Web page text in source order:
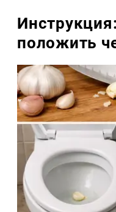
положить